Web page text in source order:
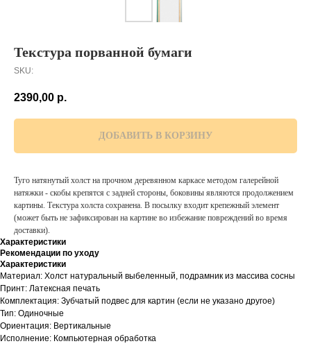
Текстура порванной бумаги
SKU:
2390,00 р.
ДОБАВИТЬ В КОРЗИНУ
Туго натянутый холст на прочном деревянном каркасе методом галерейной
натяжки - скобы крепятся с задней стороны, боковины являются продолжением
картины. Текстура холста сохранена. В посылку входит крепежный элемент
(может быть не зафиксирован на картине во избежание повреждений во время
доставки).
Характеристики
Рекомендации по уходу
Характеристики
Материал: Холст натуральный выбеленный, подрамник из массива сосны
Принт: Латексная печать
Комплектация: Зубчатый подвес для картин (если не указано другое)
Тип: Одиночные
Ориентация: Вертикальные
Исполнение: Компьютерная обработка